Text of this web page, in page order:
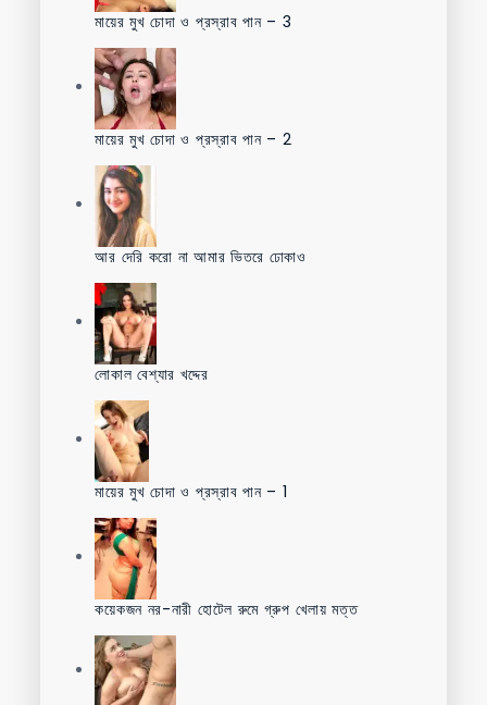
মায়ের মুখ চোদা ও প্রস্রাব পান – 3
মায়ের মুখ চোদা ও প্রস্রাব পান – 2
আর দেরি করো না আমার ভিতরে ঢোকাও
লোকাল বেশ্যার খদ্দের
মায়ের মুখ চোদা ও প্রস্রাব পান – 1
কয়েকজন নর-নারী হোটেল রুমে গ্রুপ খেলায় মত্ত